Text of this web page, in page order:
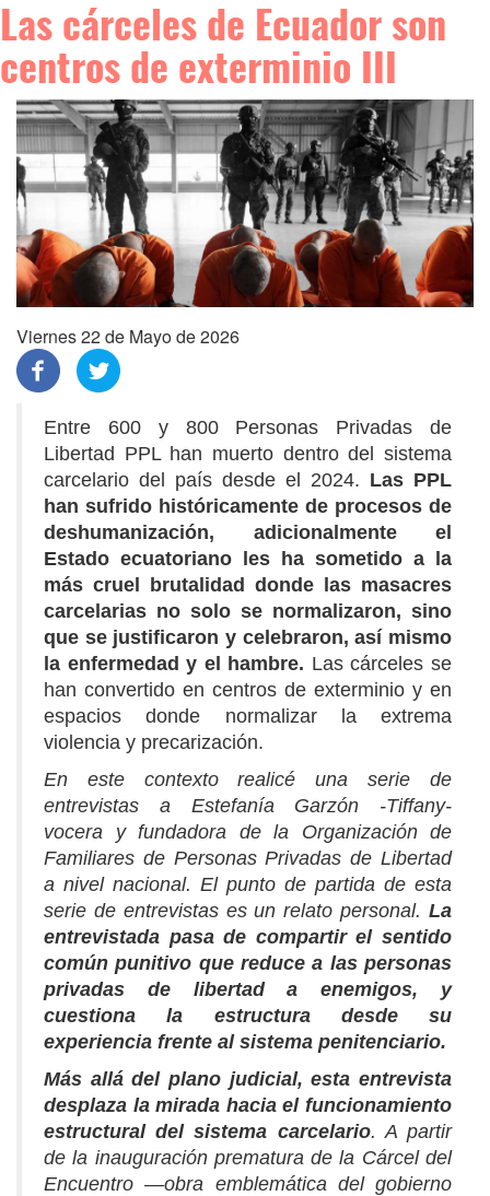
Las cárceles de Ecuador son
centros de exterminio III
Viernes 22 de Mayo de 2026
Entre 600 y 800 Personas Privadas de
Libertad PPL han muerto dentro del sistema
carcelario del país desde el 2024. Las PPL
han sufrido históricamente de procesos de
deshumanización, adicionalmente el
Estado ecuatoriano les ha sometido a la
más cruel brutalidad donde las masacres
carcelarias no solo se normalizaron, sino
que se justificaron y celebraron, así mismo
la enfermedad y el hambre. Las cárceles se
han convertido en centros de exterminio y en
espacios donde normalizar la extrema
violencia y precarización.
En este contexto realicé una serie de
entrevistas a Estefanía Garzón -Tiffany-
vocera y fundadora de la Organización de
Familiares de Personas Privadas de Libertad
a nivel nacional. El punto de partida de esta
serie de entrevistas es un relato personal. La
entrevistada pasa de compartir el sentido
común punitivo que reduce a las personas
privadas de libertad a enemigos, y
cuestiona la estructura desde su
experiencia frente al sistema penitenciario.
Más allá del plano judicial, esta entrevista
desplaza la mirada hacia el funcionamiento
estructural del sistema carcelario. A partir
de la inauguración prematura de la Cárcel del
Encuentro —obra emblemática del gobierno